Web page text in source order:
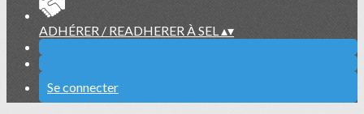
ADHÉRER / READHERER À SEL▴▾
Se connecter